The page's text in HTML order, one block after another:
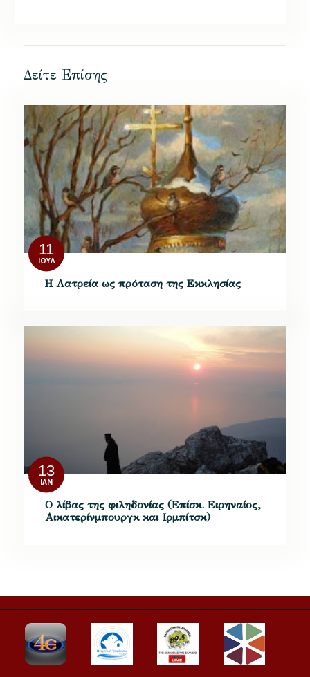
Δείτε Επίσης
11
ΙΟΎΛ
Η Λατρεία ως πρόταση της Εκκλησίας
13
ΙΑΝ
Ο λίβας της φιληδονίας (Επίσκ. Ειρηναίος,
Αικατερίνμπουργκ και Ιρμπίτσκ)